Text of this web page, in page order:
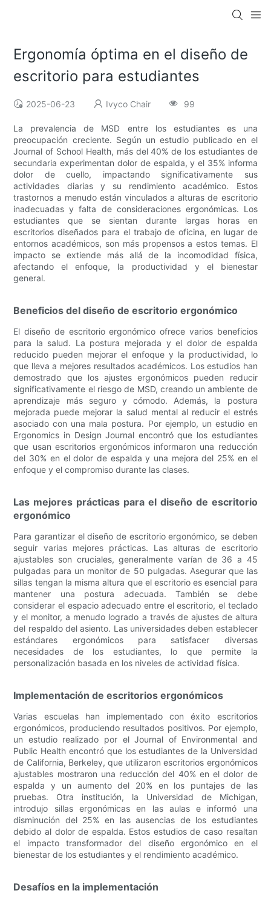
Ergonomía óptima en el diseño de
escritorio para estudiantes
2025-06-23 Ivyco Chair 99
La prevalencia de MSD entre los estudiantes es una
preocupación creciente. Según un estudio publicado en el
Journal of School Health, más del 40% de los estudiantes de
secundaria experimentan dolor de espalda, y el 35% informa
dolor de cuello, impactando significativamente sus
actividades diarias y su rendimiento académico. Estos
trastornos a menudo están vinculados a alturas de escritorio
inadecuadas y falta de consideraciones ergonómicas. Los
estudiantes que se sientan durante largas horas en
escritorios diseñados para el trabajo de oficina, en lugar de
entornos académicos, son más propensos a estos temas. El
impacto se extiende más allá de la incomodidad física,
afectando el enfoque, la productividad y el bienestar
general.
Beneficios del diseño de escritorio ergonómico
El diseño de escritorio ergonómico ofrece varios beneficios
para la salud. La postura mejorada y el dolor de espalda
reducido pueden mejorar el enfoque y la productividad, lo
que lleva a mejores resultados académicos. Los estudios han
demostrado que los ajustes ergonómicos pueden reducir
significativamente el riesgo de MSD, creando un ambiente de
aprendizaje más seguro y cómodo. Además, la postura
mejorada puede mejorar la salud mental al reducir el estrés
asociado con una mala postura. Por ejemplo, un estudio en
Ergonomics in Design Journal encontró que los estudiantes
que usan escritorios ergonómicos informaron una reducción
del 30% en el dolor de espalda y una mejora del 25% en el
enfoque y el compromiso durante las clases.
Las mejores prácticas para el diseño de escritorio
ergonómico
Para garantizar el diseño de escritorio ergonómico, se deben
seguir varias mejores prácticas. Las alturas de escritorio
ajustables son cruciales, generalmente varían de 36 a 45
pulgadas para un monitor de 50 pulgadas. Asegurar que las
sillas tengan la misma altura que el escritorio es esencial para
mantener una postura adecuada. También se debe
considerar el espacio adecuado entre el escritorio, el teclado
y el monitor, a menudo logrado a través de ajustes de altura
del respaldo del asiento. Las universidades deben establecer
estándares ergonómicos para satisfacer diversas
necesidades de los estudiantes, lo que permite la
personalización basada en los niveles de actividad física.
Implementación de escritorios ergonómicos
Varias escuelas han implementado con éxito escritorios
ergonómicos, produciendo resultados positivos. Por ejemplo,
un estudio realizado por el Journal of Environmental and
Public Health encontró que los estudiantes de la Universidad
de California, Berkeley, que utilizaron escritorios ergonómicos
ajustables mostraron una reducción del 40% en el dolor de
espalda y un aumento del 20% en los puntajes de las
pruebas. Otra institución, la Universidad de Michigan,
introdujo sillas ergonómicas en las aulas e informó una
disminución del 25% en las ausencias de los estudiantes
debido al dolor de espalda. Estos estudios de caso resaltan
el impacto transformador del diseño ergonómico en el
bienestar de los estudiantes y el rendimiento académico.
Desafíos en la implementación